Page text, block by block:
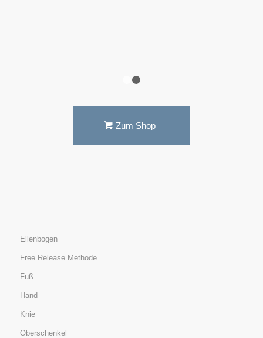
Zum Shop
Ellenbogen
Free Release Methode
Fuß
Hand
Knie
Oberschenkel